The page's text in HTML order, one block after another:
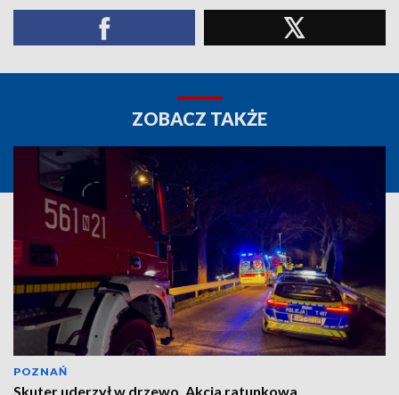
ZOBACZ TAKŻE
POZNAŃ
Skuter uderzył w drzewo. Akcja ratunkowa